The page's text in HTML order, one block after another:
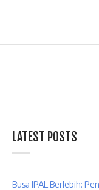
LATEST POSTS
Busa IPAL Berlebih: